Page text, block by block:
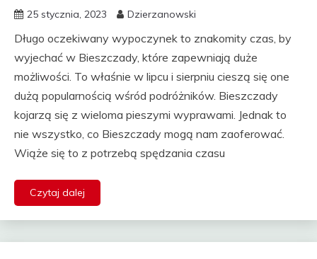
25 stycznia, 2023 Dzierzanowski
Długo oczekiwany wypoczynek to znakomity czas, by
wyjechać w Bieszczady, które zapewniają duże
możliwości. To właśnie w lipcu i sierpniu cieszą się one
dużą popularnością wśród podróżników. Bieszczady
kojarzą się z wieloma pieszymi wyprawami. Jednak to
nie wszystko, co Bieszczady mogą nam zaoferować.
Wiąże się to z potrzebą spędzania czasu
Czytaj dalej